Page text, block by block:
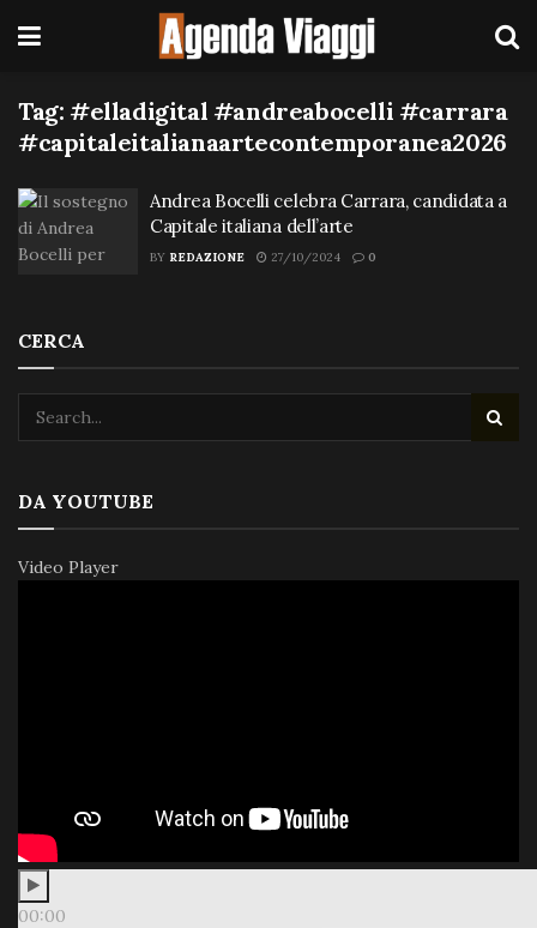
Tag: #elladigital #andreabocelli #carrara
#capitaleitalianaartecontemporanea2026
Andrea Bocelli celebra Carrara, candidata a
Capitale italiana dell’arte
BY REDAZIONE 27/10/2024 0
CERCA
DA YOUTUBE
Video Player
00:00